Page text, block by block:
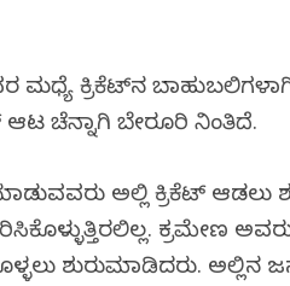
ಮಧ್ಯೆ ಕ್ರಿಕೆಟ್‌ನ
ಆಟ ಚೆನ್ನಾಗಿ ಬೇರೂರಿ ನಿಂತಿದೆ.
ಅಲ್ಲಿ ಕ್ರಿಕೆಟ್ ಆಡಲು
ಕ್ರಮೇಣ
ಶುರುಮಾಡಿದರು. ಅಲ್ಲಿನ